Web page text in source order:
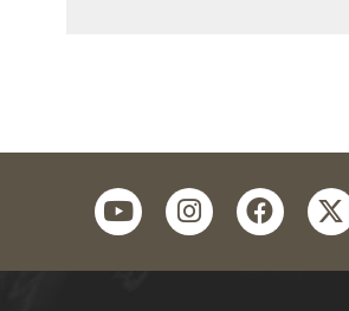
facebook
instagram
youtube